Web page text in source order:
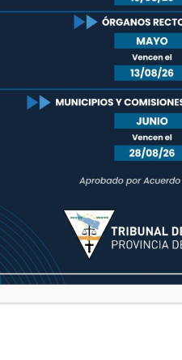
agosto 2020
junio 2020
diciembre 2019
Funciona gracias a WordPress